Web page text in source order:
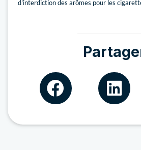
d'interdiction des arômes pour les